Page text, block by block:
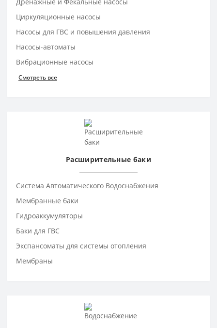
Циркуляционные насосы
Насосы для ГВС и повышения давления
Насосы-автоматы
Вибрационные насосы
Смотреть все
Расширительные баки
Система Автоматического Водоснабжения
Мембранные баки
Гидроаккумуляторы
Баки для ГВС
Экспансоматы для системы отопления
Мембраны